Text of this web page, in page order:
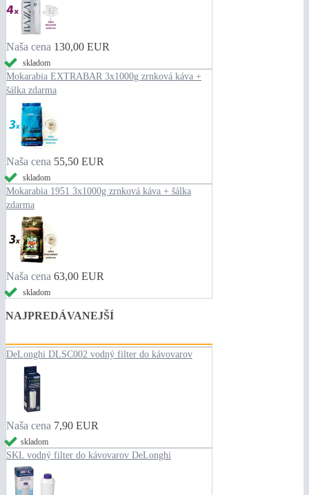
Naša cena 130,00 EUR
skladom
Mokarabia EXTRABAR 3x1000g zrnková káva +
šálka zdarma
Naša cena 55,50 EUR
skladom
Mokarabia 1951 3x1000g zrnková káva + šálka
zdarma
Naša cena 63,00 EUR
skladom
NAJPREDÁVANEJŠÍ
DeLonghi DLSC002 vodný filter do kávovarov
Naša cena 7,90 EUR
skladom
SKL vodný filter do kávovarov DeLonghi